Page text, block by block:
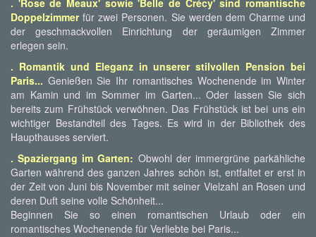
. 'Rose de Meaux' sowie 'Belle de Crécy' sind romantische
Doppelzimmerfür zwei Personen. Sie werden dem Charme und
der geschmackvollen Einrichtung der geräumigen Zimmer
erlegen sein.
. Romantik und Eleganz in unserer stilvollen Pension bei
Paris... Genießen Sie Ihr romantisches Wochenende im Winter
am Kamin und im Sommer im Garten... Oder lassen Sie sich
bereits zum Frühstück verwöhnen. Das Frühstück ist bei uns ein
wichtiger Bestandteil des Tages. Es wird in der Bibliothek des
Haupthauses serviert.
. Spaziergang im Garten: Obwohl der immergrüne parkähliche
Garten während des ganzen Jahres schön ist, entfaltet er erst in
der Zeit von Juni bis November mit seiner Vielzahl an Rosen und
deren Duft seine volle Schönheit...
Beginnen Sie so einen romantischen Urlaub oder ein
romantisches Wochenende für Verliebte bei Paris...